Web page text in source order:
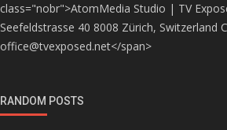
class="nobr">AtomMedia Studio | TV
Seefeldstrasse 40 8008 Zürich, Switzerland
office@tvexposed.net</span>
RANDOM POSTS